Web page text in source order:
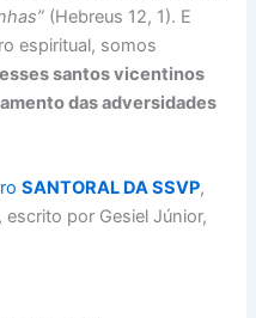
(Hebreus 12, 1). E
espiritual, somos
santos vicentinos
das adversidades
SANTORAL DA SSVP,
por Gesiel Júnior,